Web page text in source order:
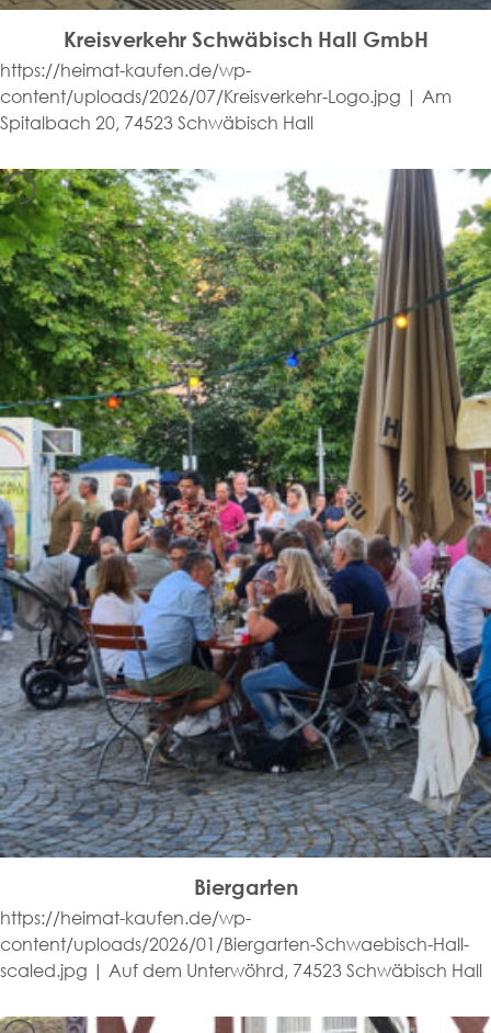
Kreisverkehr Schwäbisch Hall GmbH
https://heimat-kaufen.de/wp-
content/uploads/2026/07/Kreisverkehr-Logo.jpg | Am
Spitalbach 20, 74523 Schwäbisch Hall
Biergarten
https://heimat-kaufen.de/wp-
content/uploads/2026/01/Biergarten-Schwaebisch-Hall-
scaled.jpg | Auf dem Unterwöhrd, 74523 Schwäbisch Hall